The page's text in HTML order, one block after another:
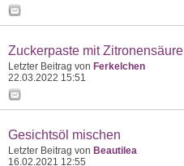
Zuckerpaste mit Zitronensäure
Letzter Beitrag von Ferkelchen
22.03.2022 15:51
Gesichtsöl mischen
Letzter Beitrag von Beautilea
16.02.2021 12:55